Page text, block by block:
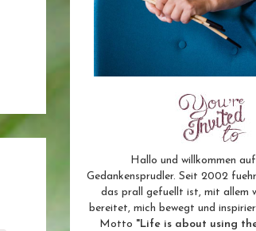
Hallo und willkommen
Gedankensprudler. Seit 2002
das prall gefuellt ist, mit allem
bereitet, mich bewegt und
Motto "Life is about using